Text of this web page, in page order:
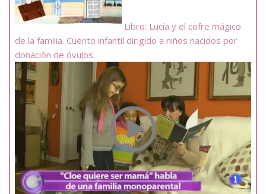
Libro: Lucía y el cofre mágico
de la familia. Cuento infantil dirigido a niños nacidos por
donación de óvulos.